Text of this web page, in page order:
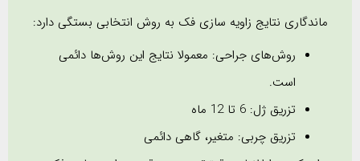
ماندگاری نتایج زاویه سازی فک به روش انتخابی بستگی دارد:
روش‌های جراحی: معمولا نتایج این روش‌ها دائمی
است.
تزریق ژل: 6 تا 12 ماه
تزریق چربی: متغیر، گاهی دائمی